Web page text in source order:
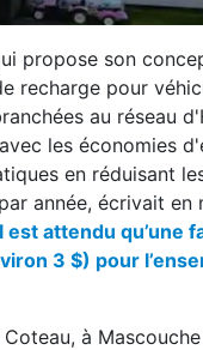
propose son
recharge pour
au réseau
les économies
en réduisant
année, écrivait
est attendu qu’une
3 $) pour
à